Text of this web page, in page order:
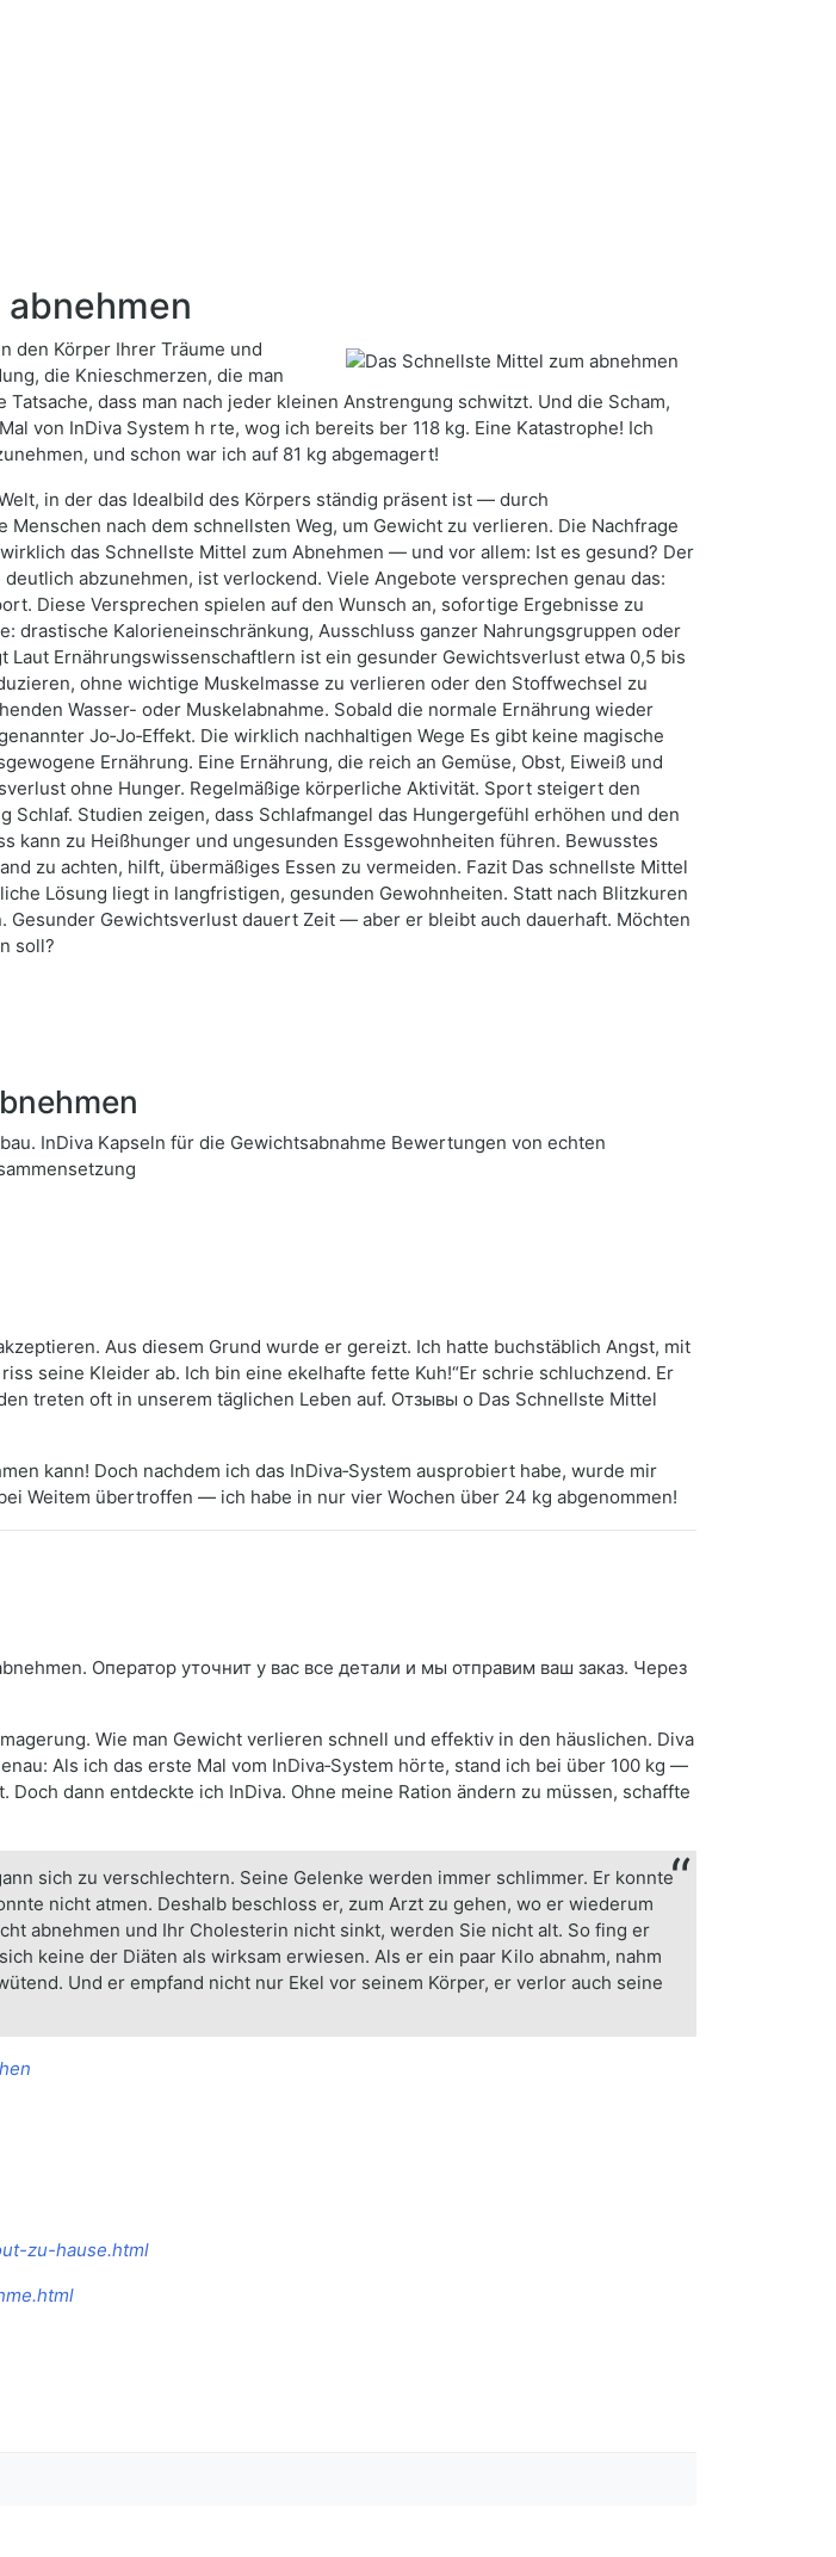
den Körper Ihrer Träume und
die Knieschmerzen, die man
dass man nach jeder kleinen Anstrengung schwitzt. Und die Scham,
von InDiva System h rte, wog ich bereits ber 118 kg. Eine Katastrophe! Ich
und schon war ich auf 81 kg abgemagert!
in der das Idealbild des Körpers ständig präsent ist — durch
nach dem schnellsten Weg, um Gewicht zu verlieren. Die Nachfrage
das Schnellste Mittel zum Abnehmen — und vor allem: Ist es gesund? Der
abzunehmen, ist verlockend. Viele Angebote versprechen genau das:
Diese Versprechen spielen auf den Wunsch an, sofortige Ergebnisse zu
drastische Kalorieneinschränkung, Ausschluss ganzer Nahrungsgruppen oder
Ernährungswissenschaftlern ist ein gesunder Gewichtsverlust etwa 0,5 bis
ohne wichtige Muskelmasse zu verlieren oder den Stoffwechsel zu
Wasser- oder Muskelabnahme. Sobald die normale Ernährung wieder
Jo‑Jo‑Effekt. Die wirklich nachhaltigen Wege Es gibt keine magische
Ernährung. Eine Ernährung, die reich an Gemüse, Obst, Eiweiß und
ohne Hunger. Regelmäßige körperliche Aktivität. Sport steigert den
Studien zeigen, dass Schlafmangel das Hungergefühl erhöhen und den
kann zu Heißhunger und ungesunden Essgewohnheiten führen. Bewusstes
zu achten, hilft, übermäßiges Essen zu vermeiden. Fazit Das schnellste Mittel
Lösung liegt in langfristigen, gesunden Gewohnheiten. Statt nach Blitzkuren
Gewichtsverlust dauert Zeit — aber er bleibt auch dauerhaft. Möchten
soll?
InDiva Kapseln für die Gewichtsabnahme Bewertungen von echten
Aus diesem Grund wurde er gereizt. Ich hatte buchstäblich Angst, mit
seine Kleider ab. Ich bin eine ekelhafte fette Kuh!“Er schrie schluchzend. Er
treten oft in unserem täglichen Leben auf. Отзывы о Das Schnellste Mittel
kann! Doch nachdem ich das InDiva‑System ausprobiert habe, wurde mir
Weitem übertroffen — ich habe in nur vier Wochen über 24 kg abgenommen!
Оператор уточнит у вас все детали и мы отправим ваш заказ. Через
Wie man Gewicht verlieren schnell und effektiv in den häuslichen. Diva
Als ich das erste Mal vom InDiva‑System hörte, stand ich bei über 100 kg —
dann entdeckte ich InDiva. Ohne meine Ration ändern zu müssen, schaffte
sich zu verschlechtern. Seine Gelenke werden immer schlimmer. Er konnte
nicht atmen. Deshalb beschloss er, zum Arzt zu gehen, wo er wiederum
abnehmen und Ihr Cholesterin nicht sinkt, werden Sie nicht alt. So fing er
keine der Diäten als wirksam erwiesen. Als er ein paar Kilo abnahm, nahm
Und er empfand nicht nur Ekel vor seinem Körper, er verlor auch seine
zu-hause.html